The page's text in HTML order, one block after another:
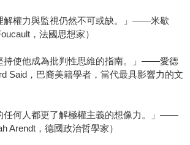
解權力與監視仍然不可或缺。」――米歇
，法國思想家）
持使他成為批判性思維的指南。」――愛德
Said，巴裔美籍學者，當代最具影響力的文
任何人都更了解極權主義的想像力。」――
Arendt，德國政治哲學家）